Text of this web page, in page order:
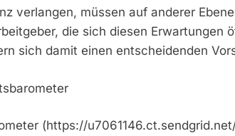
verlangen, müssen auf anderer
die sich diesen
sich damit einen entscheidenden
(https://